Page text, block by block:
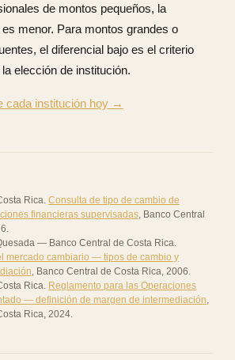
de montos pequeños, la
menor. Para montos grandes o
el diferencial bajo es el criterio
elección de institución.
cada institución hoy →
Rica Consulta de tipo de cambio de
financieras supervisadas Banco Central
— Banco Central de Costa Rica
mercado cambiario — tipos de cambio y
Banco Central de Costa Rica 2006
Rica Reglamento para las Operaciones
— definición de margen de intermediación
Rica 2024